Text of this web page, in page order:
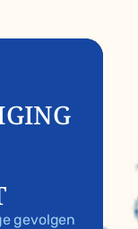
gevolgen